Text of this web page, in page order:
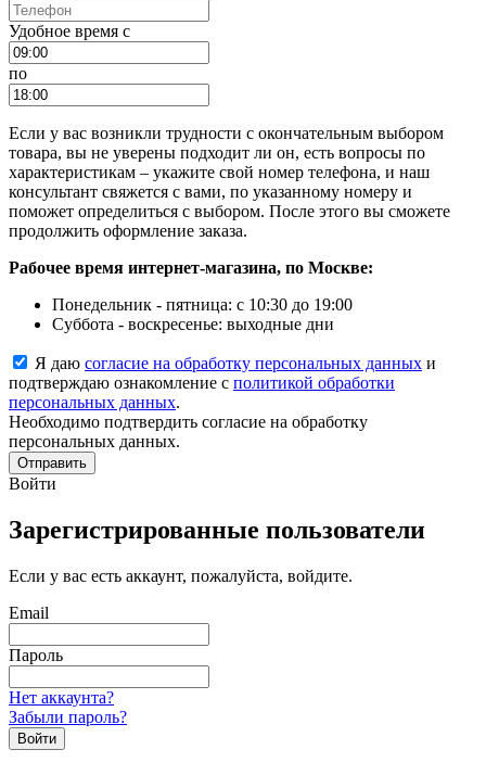
Удобное время c
по
Если у вас возникли трудности с окончательным выбором
товара, вы не уверены подходит ли он, есть вопросы по
характеристикам – укажите свой номер телефона, и наш
консультант свяжется с вами, по указанному номеру и
поможет определиться с выбором. После этого вы сможете
продолжить оформление заказа.
Рабочее время интернет-магазина, по Москве:
Понедельник - пятница: с 10:30 до 19:00
Суббота - воскресенье: выходные дни
Я даю согласие на обработку персональных данных и
подтверждаю ознакомление с политикой обработки
персональных данных.
Необходимо подтвердить согласие на обработку
персональных данных.
Отправить
Войти
Зарегистрированные пользователи
Если у вас есть аккаунт, пожалуйста, войдите.
Email
Пароль
Нет аккаунта?
Забыли пароль?
Войти